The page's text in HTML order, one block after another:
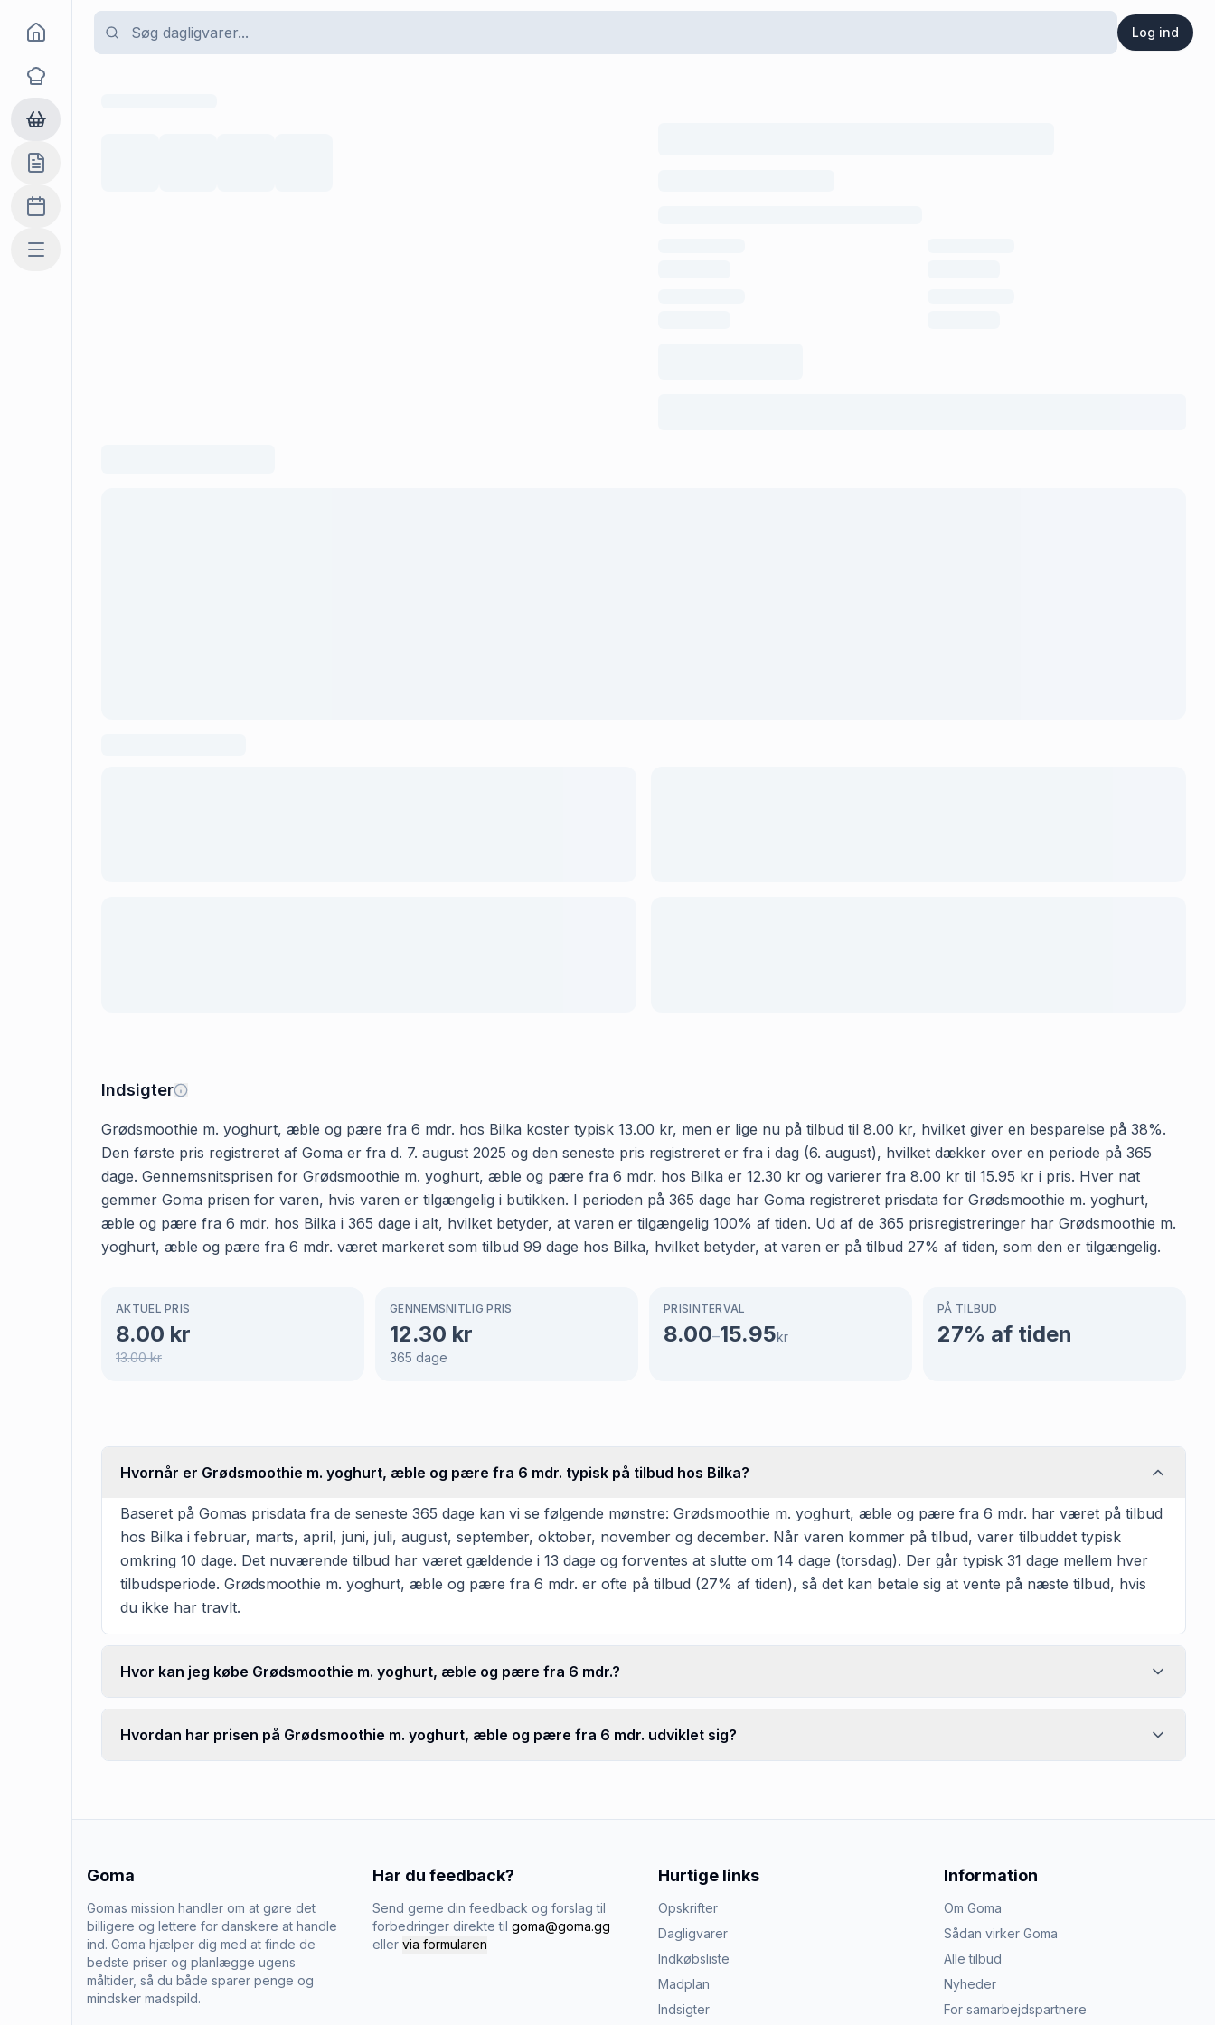
Log ind
Goma
Opskrifter
Dagligvarer
Indkøbslisten
Madplan
Mere
Indsigter
Grødsmoothie m. yoghurt, æble og pære fra 6 mdr. hos Bilka koster typisk 13.00 kr, men er lige nu på tilbud til 8.00 kr, hvilket giver en besparelse på 38%.
Den første pris registreret af Goma er fra d. 7. august 2025 og den seneste pris registreret er fra i dag (6. august), hvilket dækker over en periode på 365
dage. Gennemsnitsprisen for Grødsmoothie m. yoghurt, æble og pære fra 6 mdr. hos Bilka er 12.30 kr og varierer fra 8.00 kr til 15.95 kr i pris. Hver nat
gemmer Goma prisen for varen, hvis varen er tilgængelig i butikken. I perioden på 365 dage har Goma registreret prisdata for Grødsmoothie m. yoghurt,
æble og pære fra 6 mdr. hos Bilka i 365 dage i alt, hvilket betyder, at varen er tilgængelig 100% af tiden. Ud af de 365 prisregistreringer har Grødsmoothie m.
yoghurt, æble og pære fra 6 mdr. været markeret som tilbud 99 dage hos Bilka, hvilket betyder, at varen er på tilbud 27% af tiden, som den er tilgængelig.
AKTUEL PRIS
8.00 kr
13.00kr
GENNEMSNITLIG PRIS
12.30 kr
365 dage
PRISINTERVAL
8.00–15.95kr
PÅ TILBUD
27% af tiden
Hvornår er Grødsmoothie m. yoghurt, æble og pære fra 6 mdr. typisk på tilbud hos Bilka?
Baseret på Gomas prisdata fra de seneste 365 dage kan vi se følgende mønstre: Grødsmoothie m. yoghurt, æble og pære fra 6 mdr. har været på tilbud
hos Bilka i februar, marts, april, juni, juli, august, september, oktober, november og december. Når varen kommer på tilbud, varer tilbuddet typisk
omkring 10 dage. Det nuværende tilbud har været gældende i 13 dage og forventes at slutte om 14 dage (torsdag). Der går typisk 31 dage mellem hver
tilbudsperiode. Grødsmoothie m. yoghurt, æble og pære fra 6 mdr. er ofte på tilbud (27% af tiden), så det kan betale sig at vente på næste tilbud, hvis
du ikke har travlt.
Hvor kan jeg købe Grødsmoothie m. yoghurt, æble og pære fra 6 mdr.?
Hvordan har prisen på Grødsmoothie m. yoghurt, æble og pære fra 6 mdr. udviklet sig?
Goma
Gomas mission handler om at gøre det
billigere og lettere for danskere at handle
ind. Goma hjælper dig med at finde de
bedste priser og planlægge ugens
måltider, så du både sparer penge og
mindsker madspild.
Har du feedback?
Send gerne din feedback og forslag til
forbedringer direkte til goma@goma.gg
eller via formularen
Hurtige links
Opskrifter
Dagligvarer
Indkøbsliste
Madplan
Indsigter
Information
Om Goma
Sådan virker Goma
Alle tilbud
Nyheder
For samarbejdspartnere